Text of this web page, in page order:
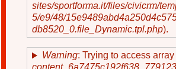
sites/sportforma.it/files/civicrm/
5/e9/48/
db8520_0.file_Dynamic.tpl.php).
Warning: Trying to access